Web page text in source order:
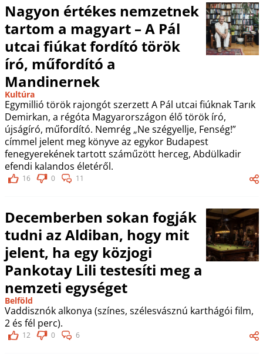
Nagyon értékes nemzetnek
tartom a magyart – A Pál
utcai fiúkat fordító török
író, műfordító a
Mandinernek
Kultúra
Egymillió török rajongót szerzett A Pál utcai fiúknak Tarık
Demirkan, a régóta Magyarországon élő török író,
újságíró, műfordító. Nemrég „Ne szégyellje, Fenség!”
címmel jelent meg könyve az egykor Budapest
fenegyerekének tartott száműzött herceg, Abdülkadir
efendi kalandos életéről.
16 0 11
Decemberben sokan fogják
tudni az Aldiban, hogy mit
jelent, ha egy közjogi
Pankotay Lili testesíti meg a
nemzeti egységet
Belföld
Vaddisznók alkonya (színes, szélesvásznú karthágói film,
2 és fél perc).
12 0 6